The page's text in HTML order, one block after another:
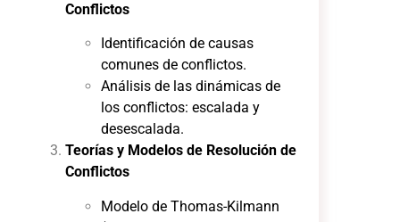
Conflictos
Identificación de causas
comunes de conflictos.
Análisis de las dinámicas de
los conflictos: escalada y
desescalada.
Teorías y Modelos de Resolución de
Conflictos
Modelo de Thomas-Kilmann